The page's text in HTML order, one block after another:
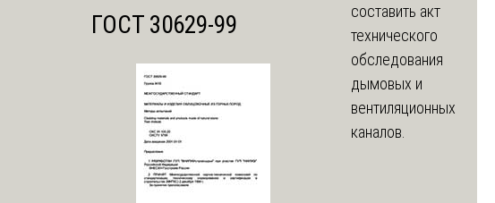
ГОСТ 30629-99
составить акт
технического
обследования
дымовых и
вентиляционных
каналов.